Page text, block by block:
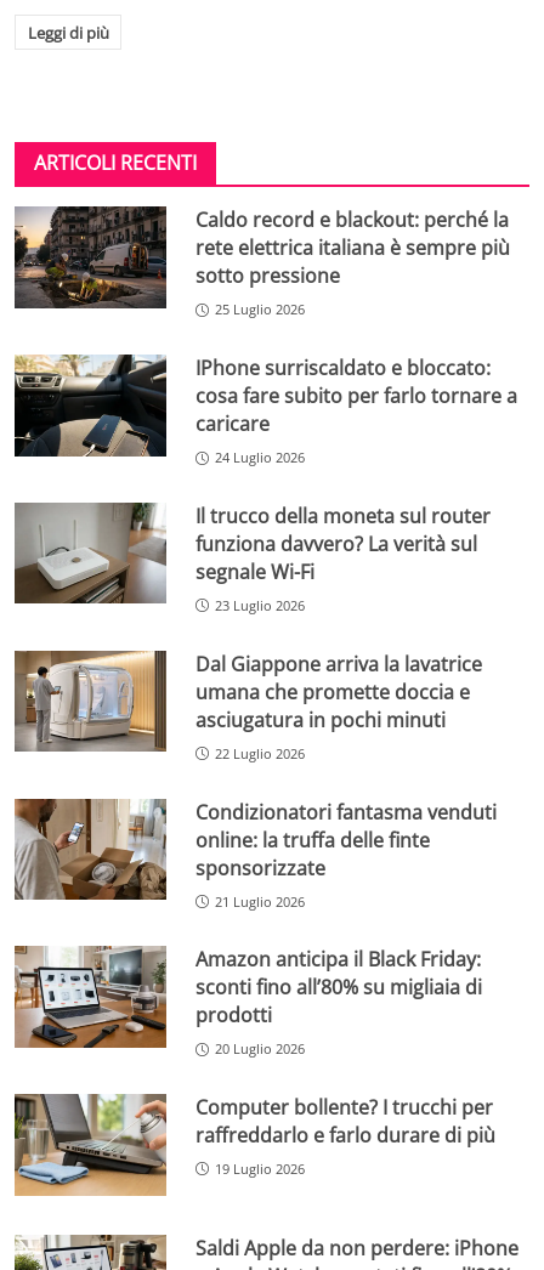
Leggi di più
ARTICOLI RECENTI
Caldo record e blackout: perché la
rete elettrica italiana è sempre più
sotto pressione
25 Luglio 2026
IPhone surriscaldato e bloccato:
cosa fare subito per farlo tornare a
caricare
24 Luglio 2026
Il trucco della moneta sul router
funziona davvero? La verità sul
segnale Wi-Fi
23 Luglio 2026
Dal Giappone arriva la lavatrice
umana che promette doccia e
asciugatura in pochi minuti
22 Luglio 2026
Condizionatori fantasma venduti
online: la truffa delle finte
sponsorizzate
21 Luglio 2026
Amazon anticipa il Black Friday:
sconti fino all’80% su migliaia di
prodotti
20 Luglio 2026
Computer bollente? I trucchi per
raffreddarlo e farlo durare di più
19 Luglio 2026
Saldi Apple da non perdere: iPhone